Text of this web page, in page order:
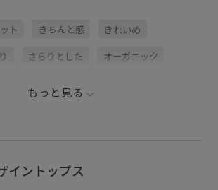
ト きちんと感 きれいめ
さらりとした オーガニック
ハリ感 パンツ
もっと見る
イントップス